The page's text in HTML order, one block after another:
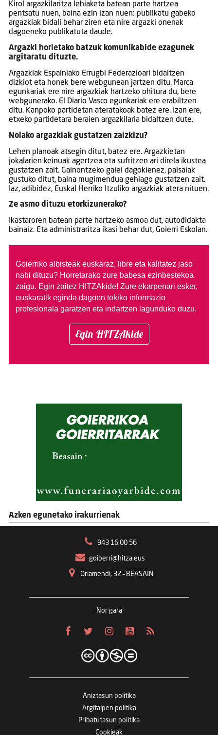
Kirol argazkilaritza lehiaketa batean parte hartzea
pentsatu nuen, baina ezin izan nuen: publikatu gabeko
argazkiak bidali behar ziren eta nire argazki onenak
dagoeneko publikatuta daude.
Argazki horietako batzuk komunikabide ezagunek
argitaratu dituzte.
Argazkiak Espainiako Errugbi Federazioari bidaltzen
dizkiot eta honek bere webgunean jartzen ditu. Marca
egunkariak ere nire argazkiak hartzeko ohitura du, bere
webgunerako. El Diario Vasco egunkariak ere erabiltzen
ditu. Kanpoko partidetan ateratakoak batez ere. Izan ere,
etxeko partidetara beraien argazkilaria bidaltzen dute.
Nolako argazkiak gustatzen zaizkizu?
Lehen planoak atsegin ditut, batez ere. Argazkietan
jokalarien keinuak agertzea eta sufritzen ari direla ikustea
gustatzen zait. Gainontzeko gaiei dagokienez, paisaiak
gustuko ditut, baina mugimendua gehiago gustatzen zait.
Iaz, adibidez, Euskal Herriko Itzuliko argazkiak atera nituen.
Ze asmo dituzu etorkizunerako?
Ikastaroren batean parte hartzeko asmoa dut, autodidakta
bainaiz. Eta administraritza ikasi behar dut, Goierri Eskolan.
Goierriko albisteak euskaraz, libre eta kalitatez jaso
nahi dituzu? Horretarako zure babesa ezinbestekoa
zaigu. Egin zaitez HITZAkide! Zure ekarpenari esker,
euskaratik eginda dagoen tokiko informazio
profesionala garatzen eta indartzen lagunduko duzu.
Egin HITZAkide
Azken egunetako irakurrienak
943 16 00 56
goiberri@hitza.eus
Oriamendi, 32 – BEASAIN
Nor gara
Aniztasun politika
Argitalpen politika
Pribatutasun politika
Cookieak